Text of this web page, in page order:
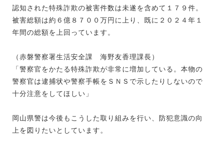
認知された特殊詐欺の被害件数は未遂を含めて１７９件。
被害総額は約６億８７００万円に上り、既に２０２４年１
年間の総額を上回っています。
（赤磐警察署生活安全課 海野友香理課長）
「警察官をかたる特殊詐欺が非常に増加している。本物の
警察官は逮捕状や警察手帳をＳＮＳで示したりしないので
十分注意をしてほしい」
岡山県警は今後もこうした取り組みを行い、防犯意識の向
上を図りたいとしています。